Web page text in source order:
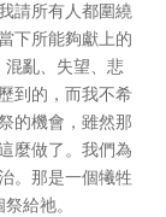
請所有人都圍繞
下所能夠獻上的
混亂、失望、悲
到的，而我不希
的機會，雖然那
麼做了。我們為
。那是一個犧牲
給祂。